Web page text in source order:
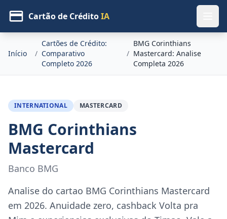
Cartão de CréditoIA
Início /
Cartões de Crédito:
Comparativo
Completo 2026
/
BMG Corinthians
Mastercard: Analise
Completa 2026
INTERNATIONAL MASTERCARD
BMG Corinthians
Mastercard
Banco BMG
Analise do cartao BMG Corinthians Mastercard
em 2026. Anuidade zero, cashback Volta pra